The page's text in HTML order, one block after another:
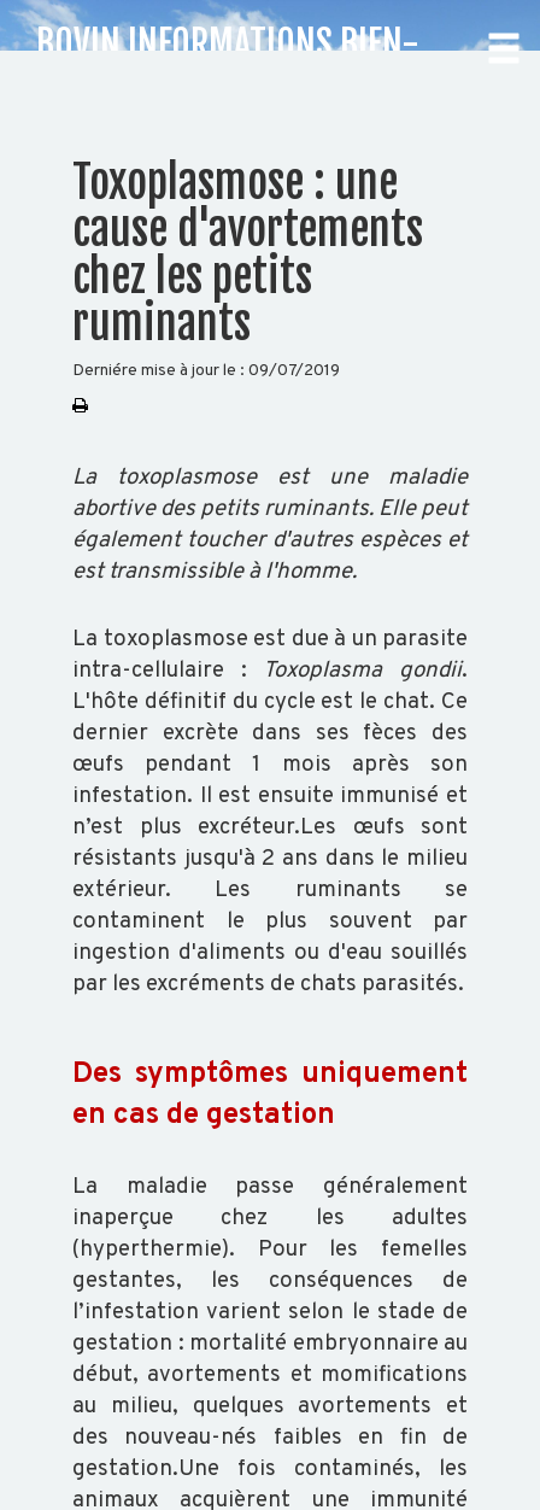
CHOISISSEZ
DÉPARTEMENT
Auvergne
BOVIN
CAPRIN
PORCIN
EQUIN
VOLAILLE
POISSON
ABEILLE
TRANSFORMATION
ACTUALITÉS
RAPPORT
D'ACTIVITÉ
GDS
INFO
BOVIN INFORMATIONS BIEN-
Toxoplasmose : une
cause d'avortements
chez les petits
ruminants
Derniére mise à jour le : 09/07/2019
La toxoplasmose est une maladie
abortive des petits ruminants. Elle peut
également toucher d'autres espèces et
est transmissible à l'homme.
La toxoplasmose est due à un parasite
intra-cellulaire :
Toxoplasma gondii.
L'hôte définitif du cycle est le chat. Ce
dernier excrète dans ses fèces des
œufs pendant 1 mois après son
infestation. Il est ensuite immunisé et
n’est plus excréteur.Les œufs sont
résistants jusqu'à 2 ans dans le milieu
extérieur. Les ruminants se
contaminent le plus souvent par
ingestion d'aliments ou d'eau souillés
par les excréments de chats parasités.
Des symptômes uniquement
en cas de gestation
La maladie passe généralement
inaperçue chez les adultes
(hyperthermie). Pour les femelles
gestantes, les conséquences de
l’infestation varient selon le stade de
gestation : mortalité embryonnaire au
début, avortements et momifications
au milieu, quelques avortements et
des nouveau-nés faibles en fin de
gestation.Une fois contaminés, les
animaux acquièrent une immunité